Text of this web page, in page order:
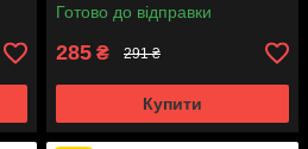
Готово до відправки
285 ₴ 291 ₴
Купити